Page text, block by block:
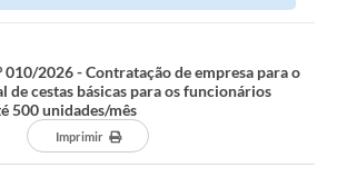
010/2026 - Contratação de empresa para o
de cestas básicas para os funcionários
500 unidades/mês
Imprimir